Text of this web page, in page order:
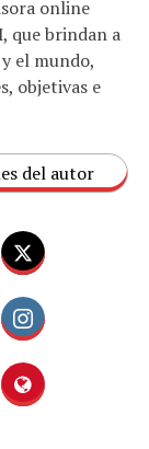
online
que brindan a
el mundo,
objetivas e
del autor